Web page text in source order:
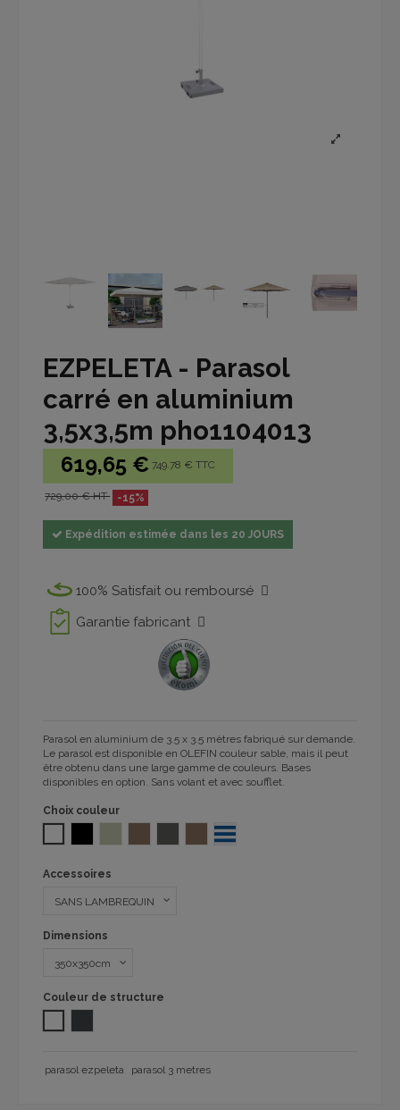
EZPELETA - Parasol
carré en aluminium
3,5x3,5m pho1104013
619,65 € 749.78 € TTC
729,00 € HT -15%
Expédition estimée dans les 20 JOURS
100% Satisfait ou remboursé
Garantie fabricant
Parasol en aluminium de 3.5 x 3.5 mètres fabriqué sur demande.
Le parasol est disponible en OLEFIN couleur sable, mais il peut
être obtenu dans une large gamme de couleurs. Bases
disponibles en option. Sans volant et avec soufflet.
Choix couleur
GRIS FONCÉ
TAUPE 1104BLUE STRIPE 1104
Accessoires
Dimensions
Couleur de structure
parasol ezpeleta parasol 3 metres